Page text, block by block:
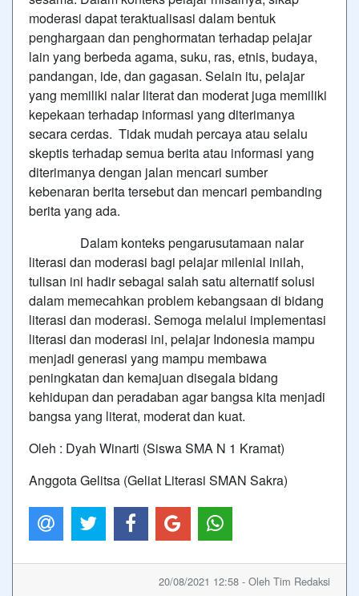
moderasi dapat teraktualisasi dalam bentuk
penghargaan dan penghormatan terhadap pelajar
lain yang berbeda agama, suku, ras, etnis, budaya,
pandangan, ide, dan gagasan. Selain itu, pelajar
yang memiliki nalar literat dan moderat juga memiliki
kepekaan terhadap informasi yang diterimanya
secara cerdas. Tidak mudah percaya atau selalu
skeptis terhadap semua berita atau informasi yang
diterimanya dengan jalan mencari sumber
kebenaran berita tersebut dan mencari pembanding
berita yang ada.
Dalam konteks pengarusutamaan nalar
literasi dan moderasi bagi pelajar milenial inilah,
tulisan ini hadir sebagai salah satu alternatif solusi
dalam memecahkan problem kebangsaan di bidang
literasi dan moderasi. Semoga melalui implementasi
literasi dan moderasi ini, pelajar Indonesia mampu
menjadi generasi yang mampu membawa
peningkatan dan kemajuan disegala bidang
kehidupan dan peradaban agar bangsa kita menjadi
bangsa yang literat, moderat dan kuat.
Oleh : Dyah Winarti (Siswa SMA N 1 Kramat)
Anggota Gelitsa (Geliat Literasi SMAN Sakra)
20/08/2021 12:58 - Oleh Tim Redaksi